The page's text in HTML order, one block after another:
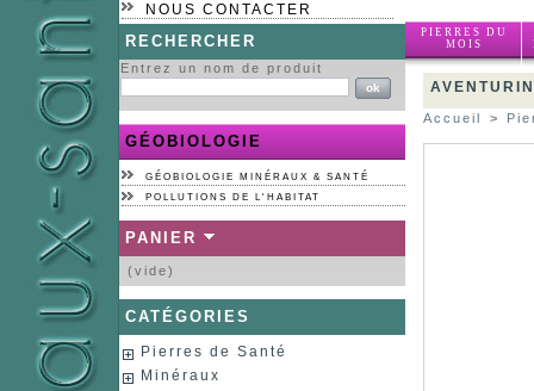
NOUS CONTACTER
PIERRES DU
MOIS
RECHERCHER
Entrez un nom de produit
GÉOBIOLOGIE
GÉOBIOLOGIE MINÉRAUX & SANTÉ
POLLUTIONS DE L'HABITAT
PANIER
(vide)
CATÉGORIES
Pierres de Santé
Minéraux
Accueil >